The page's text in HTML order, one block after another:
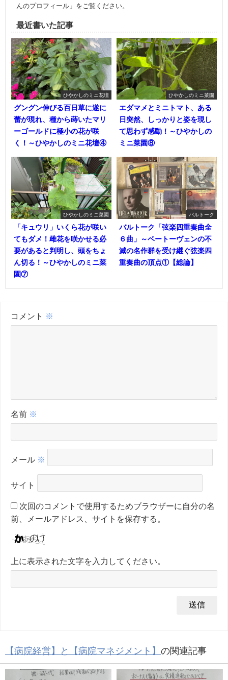
んのプロフィール」をご覧ください。
最近書いた記事
ひやかしのミニ花壇
グングン伸びる百日草に遂に
蕾が現れ、種から蒔いたマリ
ーゴールドに極小の花が咲
く！～ひやかしのミニ花壇④
ひやかしのミニ菜園
エダマメとミニトマト、ある
日突然、しっかりと姿を現し
て思わず感動！～ひやかしの
ミニ菜園⑧
ひやかしのミニ菜園
「キュウリ」いくら花が咲い
てもダメ！雌花を咲かせる必
要があると判明し、頭をちょ
ん切る！～ひやかしのミニ菜
園⑦
バルトーク
バルトーク「弦楽四重奏曲全
６曲」～ベートーヴェンの不
滅の名作群を受け継ぐ弦楽四
重奏曲の頂点①【総論】
コメント ※
名前 ※
メール ※
サイト
次回のコメントで使用するためブラウザーに自分の名
前、メールアドレス、サイトを保存する。
上に表示された文字を入力してください。
【病院経営】と【病院マネジメント】 の関連記事